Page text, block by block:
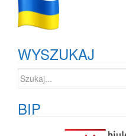
WYSZUKAJ
Szukaj:
BIP